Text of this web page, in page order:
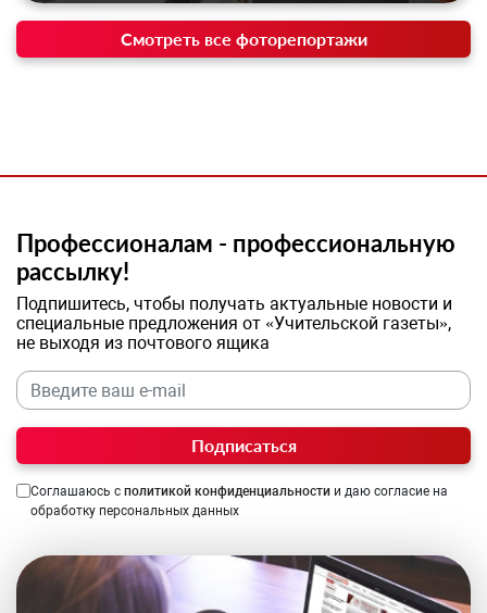
Смотреть все фоторепортажи
Профессионалам - профессиональную
рассылку!
Подпишитесь, чтобы получать актуальные новости и
специальные предложения от «Учительской газеты»,
не выходя из почтового ящика
Подписаться
Соглашаюсь с политикой конфиденциальности и даю согласие на
обработку персональных данных